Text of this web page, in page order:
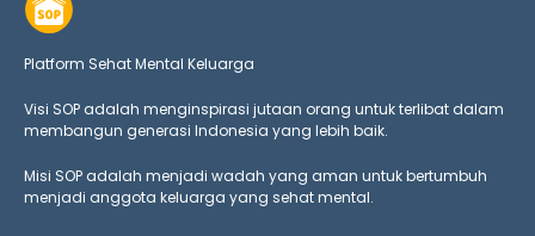
Platform Sehat Mental Keluarga
Visi SOP adalah menginspirasi jutaan orang untuk terlibat dalam
membangun generasi Indonesia yang lebih baik.
Misi SOP adalah menjadi wadah yang aman untuk bertumbuh
menjadi anggota keluarga yang sehat mental.